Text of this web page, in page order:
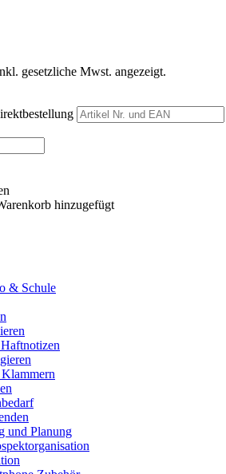
gesetzliche Mwst. angezeigt.
hinzugefügt
& Schule
und Planung